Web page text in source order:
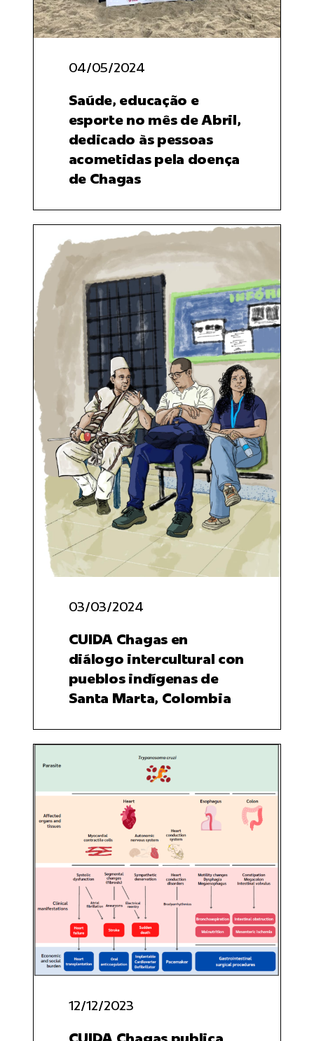
for:
04/05/2024
Saúde, educação e
esporte no mês de Abril,
dedicado às pessoas
acometidas pela doença
de Chagas
03/03/2024
CUIDA Chagas en
diálogo intercultural con
pueblos indígenas de
Santa Marta, Colombia
12/12/2023